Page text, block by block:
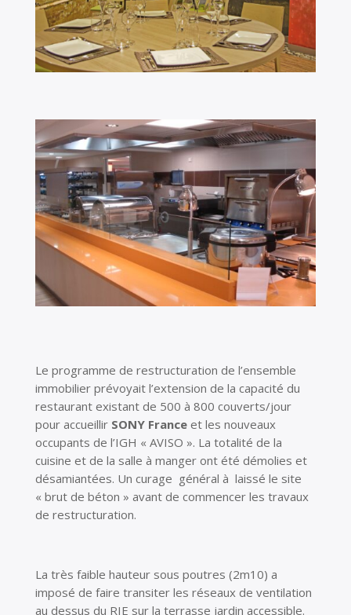
Le programme de restructuration de l’ensemble
immobilier prévoyait l’extension de la capacité du
restaurant existant de 500 à 800 couverts/jour
pour accueillir SONY France et les nouveaux
occupants de l’IGH « AVISO ». La totalité de la
cuisine et de la salle à manger ont été démolies et
désamiantées. Un curage général à laissé le site
« brut de béton » avant de commencer les travaux
de restructuration.
La très faible hauteur sous poutres (2m10) a
imposé de faire transiter les réseaux de ventilation
au dessus du RIE sur la terrasse jardin accessible.